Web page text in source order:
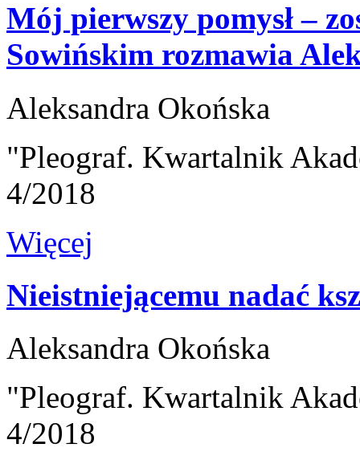
Mój pierwszy pomysł –
Sowińskim rozmawia
Aleksandra Okońska
"Pleograf. Kwartalnik
4/2018
Więcej
Nieistniejącemu nadać
Aleksandra Okońska
"Pleograf. Kwartalnik
4/2018